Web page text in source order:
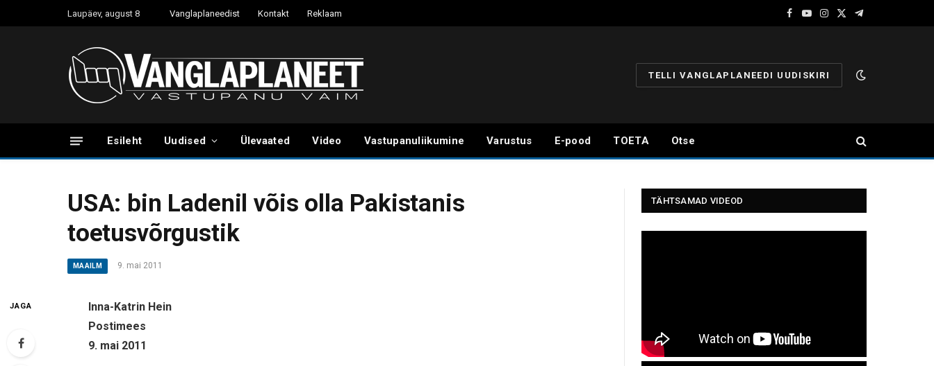
Laupäev, august 8 Vanglaplaneedist Kontakt Reklaam
Facebook
YouTube
Instagram
X
Telegram
TELLI VANGLAPLANEEDI UUDISKIRI
Esileht Uudised Ülevaated Video Vastupanuliikumine Varustus E-pood TOETA Otse
USA: bin Ladenil võis olla Pakistanis
toetusvõrgustik
MAAILM 9. mai 2011
JAGA
Inna-Katrin Hein
Postimees
9. mai 2011
TÄHTSAMAD VIDEOD